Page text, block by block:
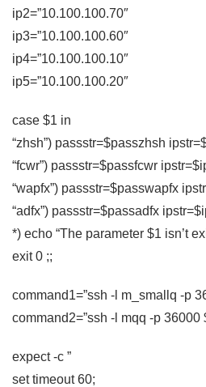
ip2=”10.100.100.70″
ip3=”10.100.100.60″
ip4=”10.100.100.10″
ip5=”10.100.100.20″
case $1 in
“zhsh”) passstr=$passzhsh
“fcwr”) passstr=$passfcwr
“wapfx”) passstr=$passwapfx
“adfx”) passstr=$passadfx
*) echo “The parameter $1 isn’t
exit 0 ;;
command1=”ssh -l m_smallq -p
command2=”ssh -l mqq -p 36000
expect -c ”
set timeout 60;